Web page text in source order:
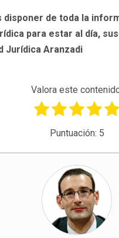
disponer de toda la
para estar al día,
Jurídica Aranzadi
Valora este
Puntuación: 5